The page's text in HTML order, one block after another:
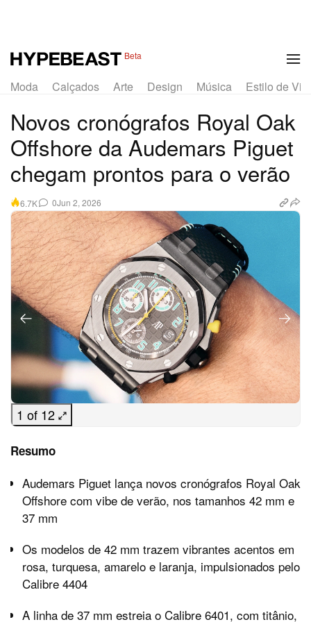
Beta
Moda Calçados Arte Design Música Estilo de
Novos cronógrafos Royal Oak
Offshore da Audemars Piguet
chegam prontos para o verão
6.7K 0Jun 2, 2026
1 of 12
Resumo
Audemars Piguet lança novos cronógrafos Royal Oak
Offshore com vibe de verão, nos tamanhos 42 mm e
37 mm
Os modelos de 42 mm trazem vibrantes acentos em
rosa, turquesa, amarelo e laranja, impulsionados pelo
Calibre 4404
A linha de 37 mm estreia o Calibre 6401, com titânio,